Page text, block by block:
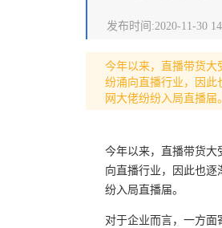
发布时间 :2020-11-30
今年以来，直播带货大
纷涌向直播行业，因此
网大佬纷纷入局直播届。
今年以来，直播带货大
向直播行业，因此也
纷入局直播届。
对于企业而言，一方